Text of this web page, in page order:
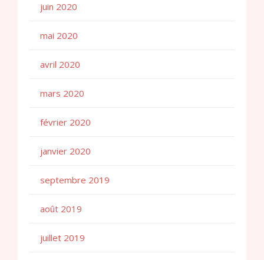
juin 2020
mai 2020
avril 2020
mars 2020
février 2020
janvier 2020
septembre 2019
août 2019
juillet 2019